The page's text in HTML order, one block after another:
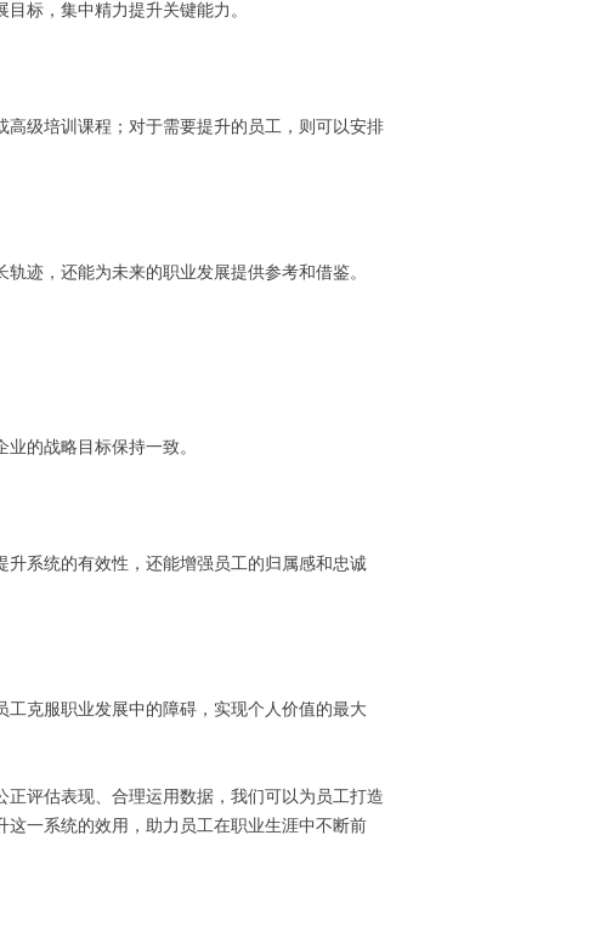
目标，集中精力提升关键能力。
级培训课程；对于需要提升的员工，则可以安排
迹，还能为未来的职业发展提供参考和借鉴。
业的战略目标保持一致。
系统的有效性，还能增强员工的归属感和忠诚
克服职业发展中的障碍，实现个人价值的最大
评估表现、合理运用数据，我们可以为员工打造
一系统的效用，助力员工在职业生涯中不断前